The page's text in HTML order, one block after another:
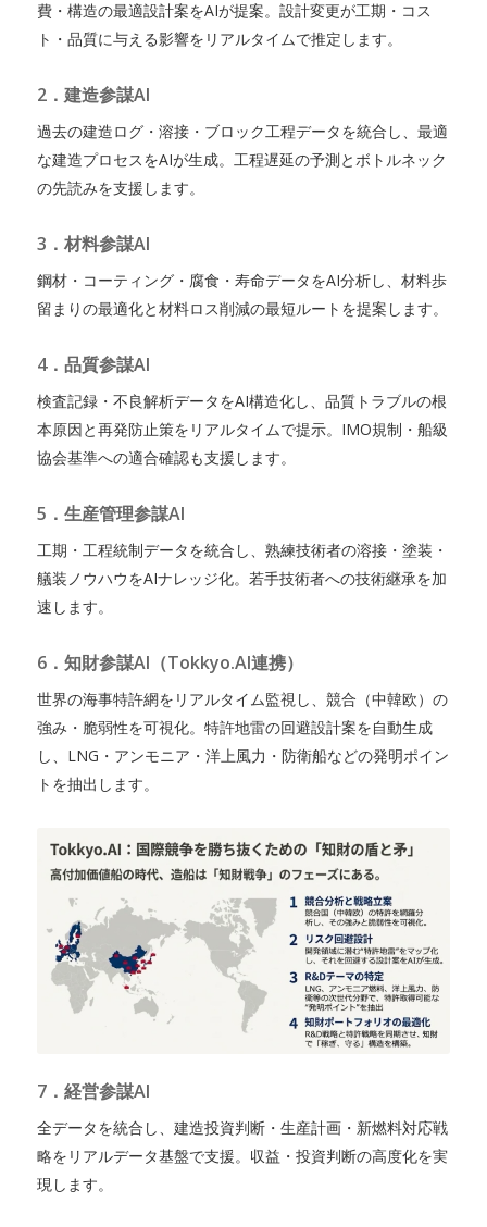
費・構造の最適設計案をAIが提案。設計変更が工期・コス
ト・品質に与える影響をリアルタイムで推定します。
2．建造参謀AI
過去の建造ログ・溶接・ブロック工程データを統合し、最適
な建造プロセスをAIが生成。工程遅延の予測とボトルネック
の先読みを支援します。
3．材料参謀AI
鋼材・コーティング・腐食・寿命データをAI分析し、材料歩
留まりの最適化と材料ロス削減の最短ルートを提案します。
4．品質参謀AI
検査記録・不良解析データをAI構造化し、品質トラブルの根
本原因と再発防止策をリアルタイムで提示。IMO規制・船級
協会基準への適合確認も支援します。
5．生産管理参謀AI
工期・工程統制データを統合し、熟練技術者の溶接・塗装・
艤装ノウハウをAIナレッジ化。若手技術者への技術継承を加
速します。
6．知財参謀AI（Tokkyo.AI連携）
世界の海事特許網をリアルタイム監視し、競合（中韓欧）の
強み・脆弱性を可視化。特許地雷の回避設計案を自動生成
し、LNG・アンモニア・洋上風力・防衛船などの発明ポイン
トを抽出します。
7．経営参謀AI
全データを統合し、建造投資判断・生産計画・新燃料対応戦
略をリアルデータ基盤で支援。収益・投資判断の高度化を実
現します。